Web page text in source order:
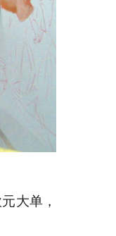
大单，